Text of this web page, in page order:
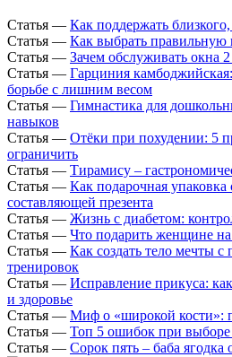
Статья — Как поддержать
Статья — Как выбрать правильную
Статья — Зачем обслуживать окна 2
Статья — Гарциния
борьбе с лишним весом
Статья — Гимнастика для
навыков
Статья — Отёки при похудении: 5
ограничить
Статья — Тирамису –
Статья — Как подарочная упаковка
составляющей презента
Статья — Жизнь с диабетом:
Статья — Что подарить женщине на
Статья — Как создать тело мечты
тренировок
Статья — Исправление прикуса:
и здоровье
Статья — Миф о «широкой кости»:
Статья — Топ 5 ошибок при выборе
Статья — Сорок пять – баба ягодка